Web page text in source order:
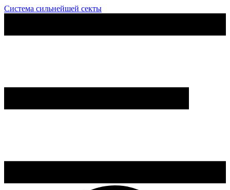
Система сильнейшей секты